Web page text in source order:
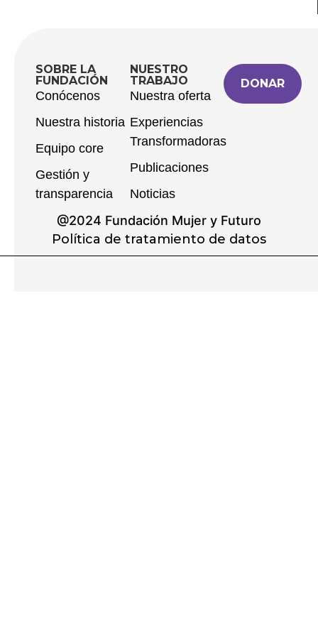
SOBRE LA
FUNDACIÓN
Conócenos
Nuestra historia
Equipo core
Gestión y
transparencia
NUESTRO
TRABAJO
Nuestra oferta
Experiencias
Transformadoras
Publicaciones
Noticias
DONAR
@2024 Fundación Mujer y Futuro
Política de tratamiento de datos